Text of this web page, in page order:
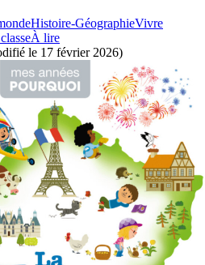
Histoire-GéographieVivre
À lire
le 17 février 2026)